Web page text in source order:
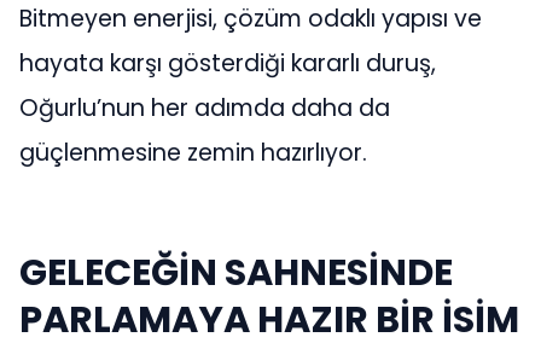
Bitmeyen enerjisi, çözüm odaklı yapısı ve
hayata karşı gösterdiği kararlı duruş,
Oğurlu’nun her adımda daha da
güçlenmesine zemin hazırlıyor.
GELECEĞİN SAHNESİNDE
PARLAMAYA HAZIR BİR İSİM